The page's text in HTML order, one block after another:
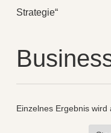
Strategie“
Einzelnes Ergebnis wird